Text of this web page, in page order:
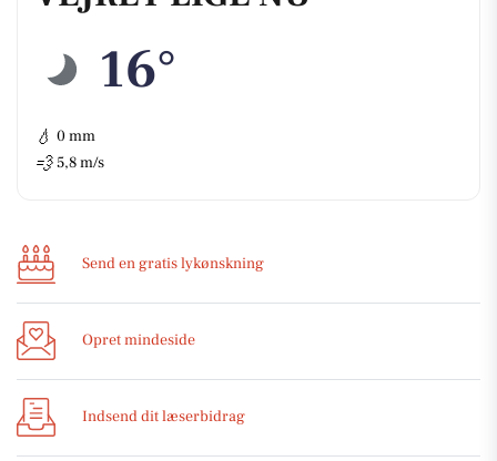
16°
💧 0 mm
💨 5,8 m/s
Send en gratis lykønskning
Opret mindeside
Indsend dit læserbidrag